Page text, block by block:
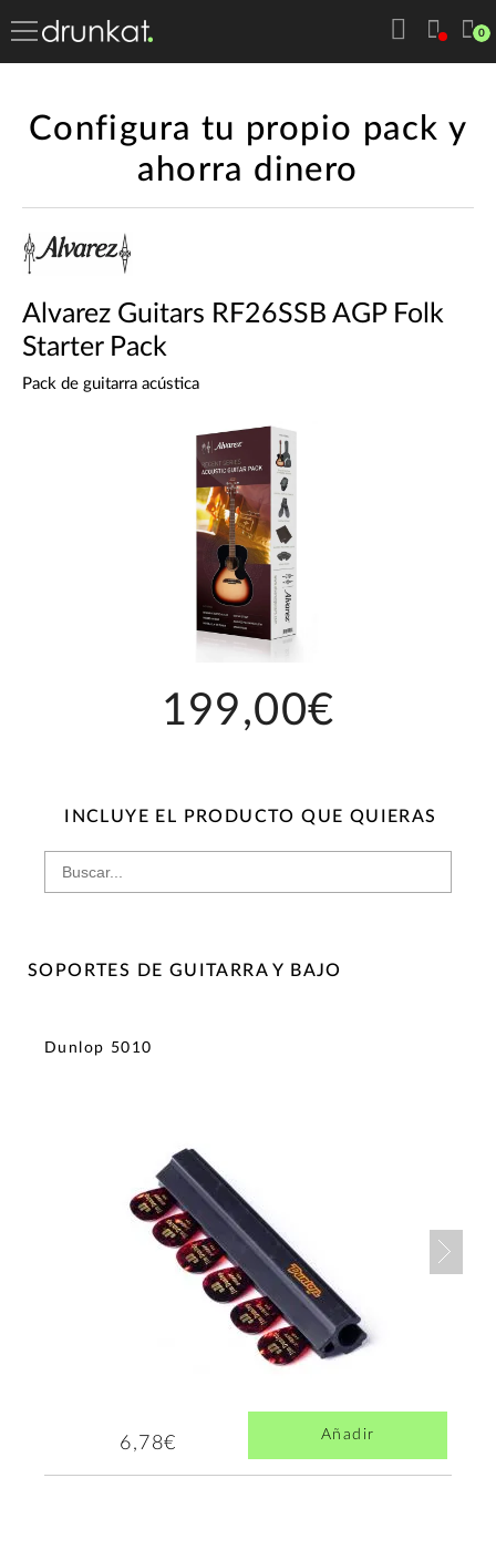
0
Configura tu propio pack y
ahorra dinero
Alvarez Guitars RF26SSB AGP Folk
Starter Pack
Pack de guitarra acústica
199,00€
INCLUYE EL PRODUCTO QUE QUIERAS
SOPORTES DE GUITARRA Y BAJO
Dunlop 5010
6,78€ Añadir